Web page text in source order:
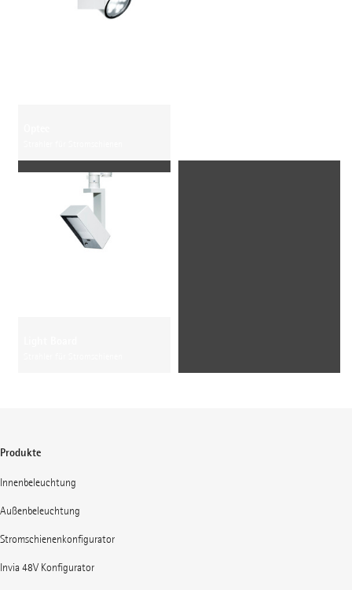
Produkte
Innenbeleuchtung
Außenbeleuchtung
Stromschienenkonfigurator
Invia 48V Konfigurator